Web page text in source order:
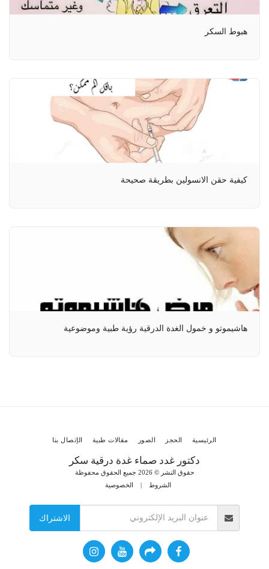
هبوط السكر
كيفية حقن الانسولين بطريقة صحيحة
هاشيموتو و خمول الغدة الدرقية رؤية طبية وموضوعية
دكتور غدد صماء غدة درقية سكر
حقوق النشر © 2026 جميع الحقوق محفوظة
الشروط
الخصوصية
الرئيسية الحجز الصور مقالات طبية الإتصال بنا
الاشتراك